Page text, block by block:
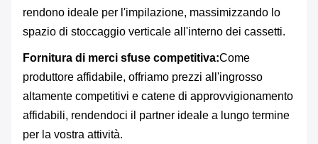
rendono ideale per l'impilazione, massimizzando lo
spazio di stoccaggio verticale all'interno dei cassetti.
Fornitura di merci sfuse competitiva:Come
produttore affidabile, offriamo prezzi all'ingrosso
altamente competitivi e catene di approvvigionamento
affidabili, rendendoci il partner ideale a lungo termine
per la vostra attività.